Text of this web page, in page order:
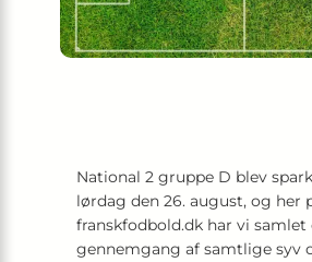
National 2 gruppe D blev
lørdag den 26. august, og her
franskfodbold.dk har vi
gennemgang af samtlige syv